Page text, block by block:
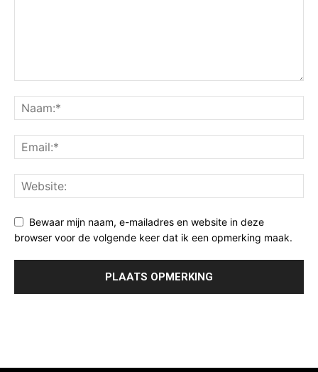
Bewaar mijn naam, e-mailadres en website in deze
browser voor de volgende keer dat ik een opmerking maak.